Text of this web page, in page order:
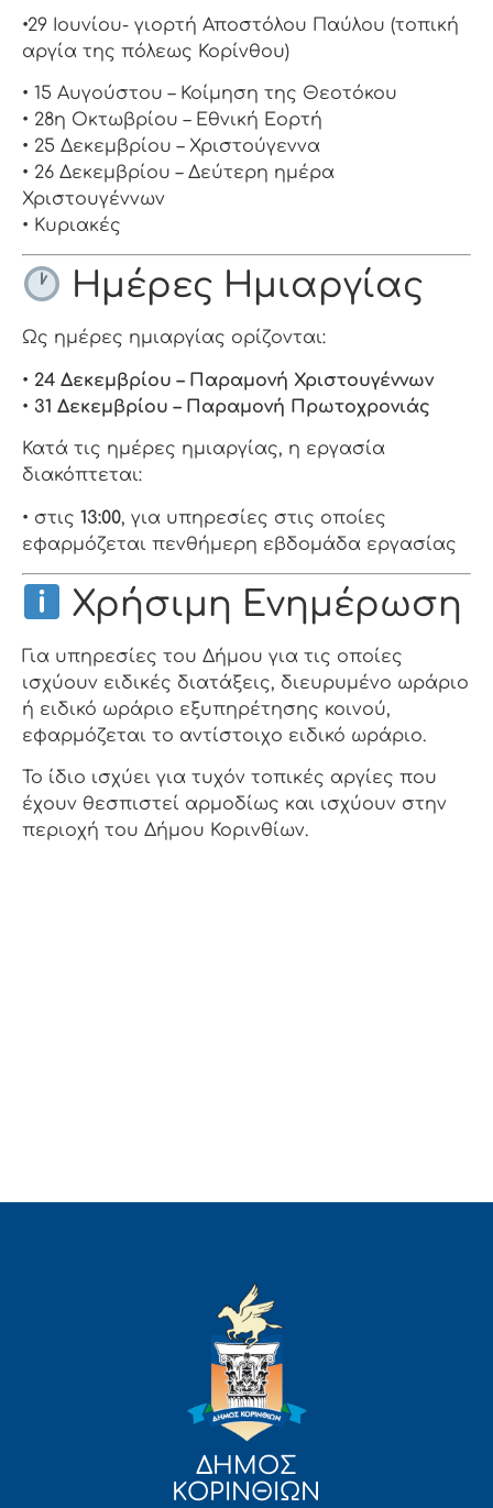
•29 Ιουνίου- γιορτή Αποστόλου Παύλου (τοπική
αργία της πόλεως Κορίνθου)
• 15 Αυγούστου – Κοίμηση της Θεοτόκου
• 28η Οκτωβρίου – Εθνική Εορτή
• 25 Δεκεμβρίου – Χριστούγεννα
• 26 Δεκεμβρίου – Δεύτερη ημέρα
Χριστουγέννων
• Κυριακές
Ημέρες Ημιαργίας
Ως ημέρες ημιαργίας ορίζονται:
• 24 Δεκεμβρίου – Παραμονή Χριστουγέννων
• 31 Δεκεμβρίου – Παραμονή Πρωτοχρονιάς
Κατά τις ημέρες ημιαργίας, η εργασία
διακόπτεται:
• στις 13:00, για υπηρεσίες στις οποίες
εφαρμόζεται πενθήμερη εβδομάδα εργασίας
Χρήσιμη Ενημέρωση
Για υπηρεσίες του Δήμου για τις οποίες
ισχύουν ειδικές διατάξεις, διευρυμένο ωράριο
ή ειδικό ωράριο εξυπηρέτησης κοινού,
εφαρμόζεται το αντίστοιχο ειδικό ωράριο.
Το ίδιο ισχύει για τυχόν τοπικές αργίες που
έχουν θεσπιστεί αρμοδίως και ισχύουν στην
περιοχή του Δήμου Κορινθίων.
ΔΗΜΟΣ
ΚΟΡΙΝΘΙΩΝ